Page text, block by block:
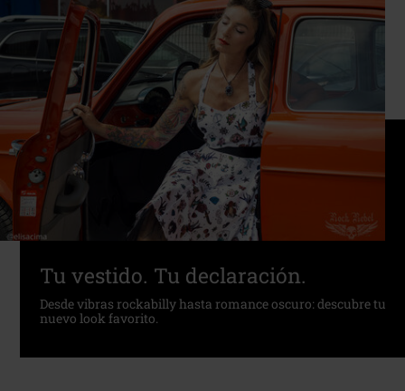
Tu vestido. Tu declaración.
Desde vibras rockabilly hasta romance oscuro: descubre tu
nuevo look favorito.